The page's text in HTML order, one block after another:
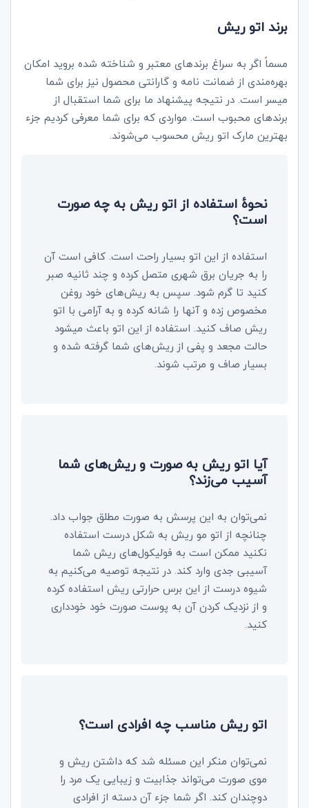
برند اتو ریش
مسماً اگر به سراغ برندهای معتبر و شناخته شده بروید امکان
بهره‌مندی از ضمانت نامه و گارانتی محصول نیز برای شما
میسر است. در نتیجه پیشنهاد ما برای شما استقبال از
برندهای محبوب است. مواردی که برای شما معرفی کردیم جزء
بهترین مارک اتو ریش محسوب می‌شوند.
نحوۀ استفاده از اتو ریش به چه صورت
است؟
استفاده از این اتو بسیار راحت است. کافی است آن
را به جریان برق شهری متصل کرده و چند ثانیه صبر
کنید تا گرم شود. سپس به ریش‌های خود روغن
مخصوص زده و آنها را شانه کرده و به آرامی با اتو
ریش صاف کنید. استفاده از این اتو باعث میشود
حالت مجعد و پفی از ریش‌های شما گرفته شده و
بسیار صاف و مرتب شوند.
آیا اتو ریش به صورت و ریش‌های شما
آسیب می‌زند؟
نمی‌توان به این پرسش به صورت مطلق جواب داد.
چنانچه از اتو مو ریش به شکل درست استفاده
نکنید ممکن است به فولیکول‌های ریش شما
آسیبی جدی وارد کند. در نتیجه توصیه می‌کنیم به
شیوه درست از این برس حرارتی ریش استفاده کرده
و از نزدیک کردن آن به پوست صورت خود خودداری
کنید.
اتو ریش مناسب چه افرادی است؟
نمی‌توان منکر این مسئله شد که داشتن ریش و
موی صورت می‌تواند جذابیت و زیبایی یک مرد را
دوچندان کند. اگر شما جزء آن دسته از افرادی